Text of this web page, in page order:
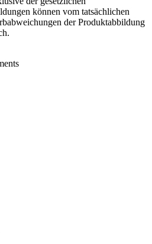
können vom tatsächlichen
der Produktabbildung